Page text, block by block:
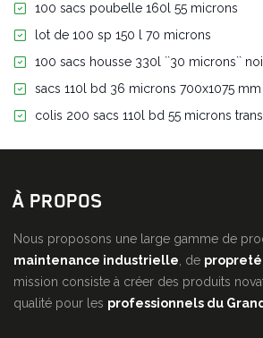
100 sacs poubelle 160l 55 microns
lot de 100 sp 150 l 70 microns
100 sacs housse 330l ``30 microns``
sacs 110l bd 36 microns 700x1075
colis 200 sacs 110l bd 55 microns
À PROPOS
Nous proposons une large gamme de
maintenance industrielle , de propreté
mission consiste à créer des produits
qualité pour les professionnels du